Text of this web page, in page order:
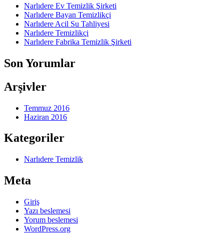
Narlıdere Ev Temizlik Şirketi
Narlıdere Bayan Temizlikçi
Narlıdere Acil Su Tahliyesi
Narlıdere Temizlikçi
Narlıdere Fabrika Temizlik Şirketi
Son Yorumlar
Arşivler
Temmuz 2016
Haziran 2016
Kategoriler
Narlıdere Temizlik
Meta
Giriş
Yazı beslemesi
Yorum beslemesi
WordPress.org